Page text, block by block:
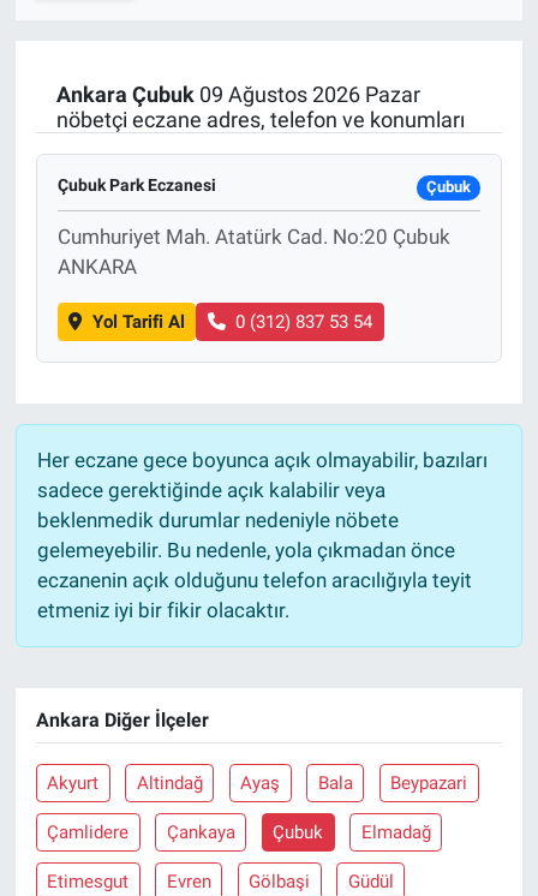
Ankara Çubuk09 Ağustos 2026 Pazar
nöbetçi eczane adres, telefon ve konumları
Çubuk Park Eczanesi Çubuk
Cumhuriyet Mah. Atatürk Cad. No:20 Çubuk
ANKARA
Yol Tarifi Al 0 (312) 837 53 54
Her eczane gece boyunca açık olmayabilir, bazıları
sadece gerektiğinde açık kalabilir veya
beklenmedik durumlar nedeniyle nöbete
gelemeyebilir. Bu nedenle, yola çıkmadan önce
eczanenin açık olduğunu telefon aracılığıyla teyit
etmeniz iyi bir fikir olacaktır.
Ankara Diğer İlçeler
Akyurt Altindağ Ayaş Bala Beypazari
Çamlidere Çankaya Çubuk Elmadağ
Etimesgut Evren Gölbaşi Güdül
RESMİ İLANLAR